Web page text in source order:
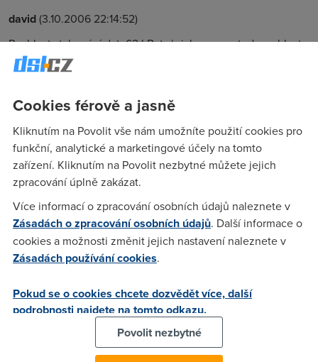
david(3.10.2006 22:14:52)
Rychlost stahování dat: 62 kByte/s jakou mam tedy rychlost
v kb/s.Děkuji
Anonym(3.10.2006 22:36:43)
1 Byte = 8 bitů
Nargon(3.10.2006 23:40:07)
62*8=496Kbit
Nargon(3.10.2006 23:41:05)
(4.10.2006 21:44:47)
net 1.9 mb stahovani 245 kb/s
Cookies férově a jasně
Kliknutím na Povolit vše nám umožníte použití cookies pro
funkční, analytické a marketingové účely na tomto
zařízení. Kliknutím na Povolit nezbytné můžete jejich
zpracování úplně zakázat.
Více informací o zpracování osobních údajů naleznete v
Zásadách o zpracování osobních údajů. Další informace o
cookies a možnosti změnit jejich nastavení naleznete v
Zásadách používání cookies.
Pokud se o cookies chcete dozvědět více, další
podrobnosti najdete na tomto odkazu.
Povolit nezbytné